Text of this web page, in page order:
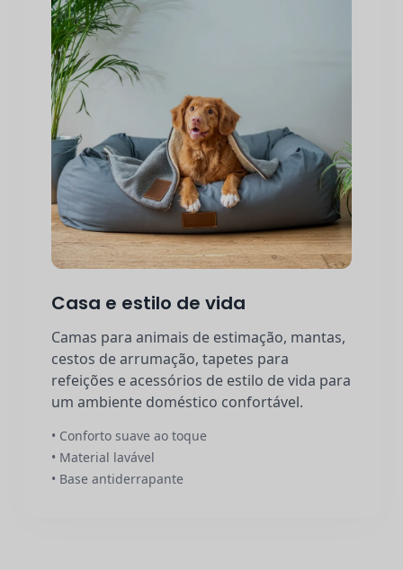
Casa e estilo de vida
Camas para animais de estimação, mantas,
cestos de arrumação, tapetes para
refeições e acessórios de estilo de vida para
um ambiente doméstico confortável.
• Conforto suave ao toque
• Material lavável
• Base antiderrapante